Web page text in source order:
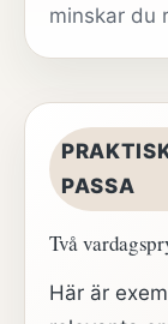
minskar du
PASSA
Två
Här är